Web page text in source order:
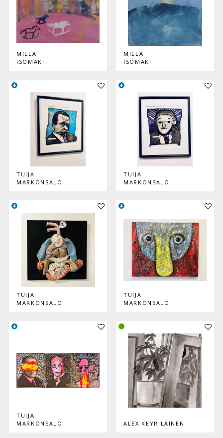
MILLA
ISOMÄKI
MILLA
ISOMÄKI
Lisää teos kokoelmaan
TUIJA
MARKONSALO
Lisää
TUIJA
MARKONSALO
Lisää teos kokoelmaan
TUIJA
MARKONSALO
Lisää
TUIJA
MARKONSALO
Lisää teos kokoelmaan
TUIJA
MARKONSALO
Lisää
ALEX KEYRILÄINEN